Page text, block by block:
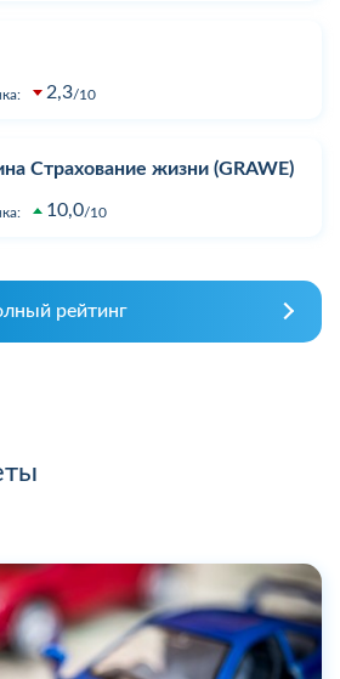
2,3 10
Страхование жизни (GRAWE)
10,0 10
рейтинг